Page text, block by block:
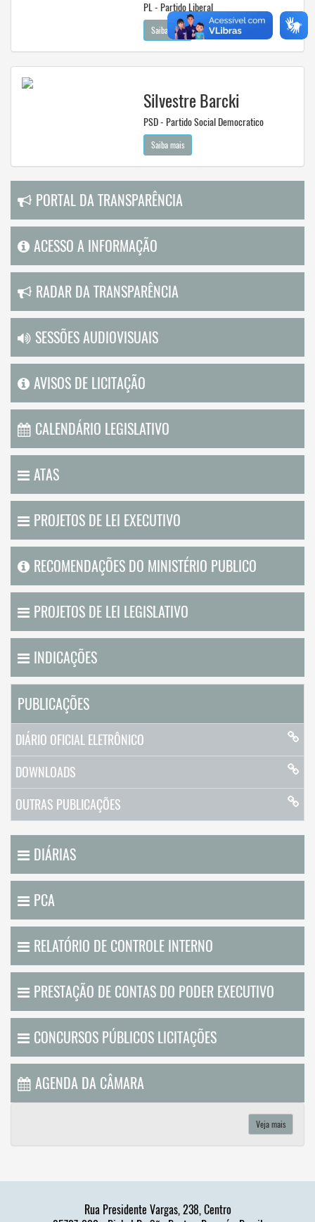
PL - Partido Liberal
Saiba mais
Silvestre Barcki
PSD - Partido Social Democratico
Saiba mais
PORTAL DA TRANSPARÊNCIA
ACESSO A INFORMAÇÃO
RADAR DA TRANSPARÊNCIA
SESSÕES AUDIOVISUAIS
AVISOS DE LICITAÇÃO
CALENDÁRIO LEGISLATIVO
ATAS
PROJETOS DE LEI EXECUTIVO
RECOMENDAÇÕES DO MINISTÉRIO PUBLICO
PROJETOS DE LEI LEGISLATIVO
INDICAÇÕES
PUBLICAÇÕES
DIÁRIO OFICIAL ELETRÔNICO
DOWNLOADS
OUTRAS PUBLICAÇÕES
DIÁRIAS
PCA
RELATÓRIO DE CONTROLE INTERNO
PRESTAÇÃO DE CONTAS DO PODER EXECUTIVO
CONCURSOS PÚBLICOS LICITAÇÕES
AGENDA DA CÂMARA
Veja mais
Rua Presidente Vargas, 238, Centro